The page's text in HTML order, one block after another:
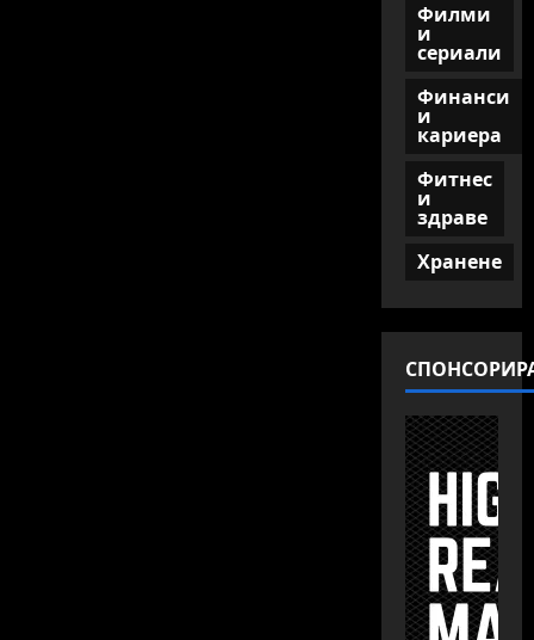
Филми
и
сериали
Финанси
и
кариера
Фитнес
и
здраве
Хранене